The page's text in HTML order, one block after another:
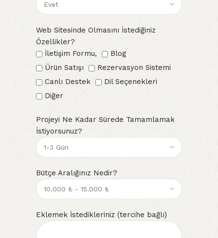
Web Sitesinde Olmasını İstediğiniz
Özellikler?
İletişim Formu,
Blog
Ürün Satışı
Rezervasyon Sistemi
Canlı Destek
Dil Seçenekleri
Diğer
Projeyi Ne Kadar Sürede Tamamlamak
İstiyorsunuz?
Bütçe Aralığınız Nedir?
Eklemek İstedikleriniz (tercihe bağlı)